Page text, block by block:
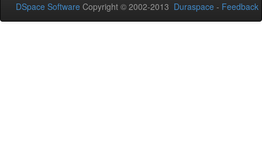
DSpace Software Copyright © 2002-2013 Duraspace - Feedback